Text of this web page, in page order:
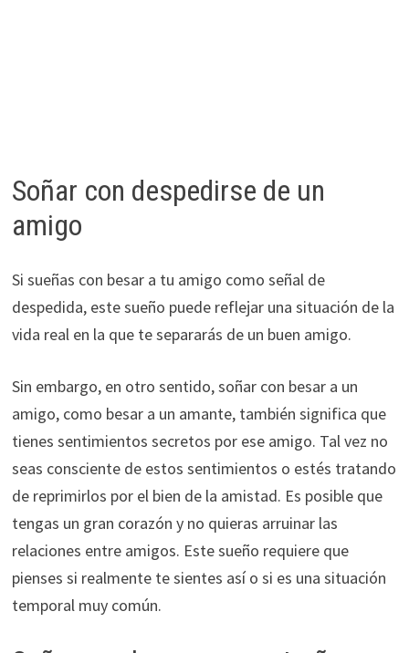
Soñar con despedirse de un
amigo
Si sueñas con besar a tu amigo como señal de
despedida, este sueño puede reflejar una situación de la
vida real en la que te separarás de un buen amigo.
Sin embargo, en otro sentido, soñar con besar a un
amigo, como besar a un amante, también significa que
tienes sentimientos secretos por ese amigo. Tal vez no
seas consciente de estos sentimientos o estés tratando
de reprimirlos por el bien de la amistad. Es posible que
tengas un gran corazón y no quieras arruinar las
relaciones entre amigos. Este sueño requiere que
pienses si realmente te sientes así o si es una situación
temporal muy común.